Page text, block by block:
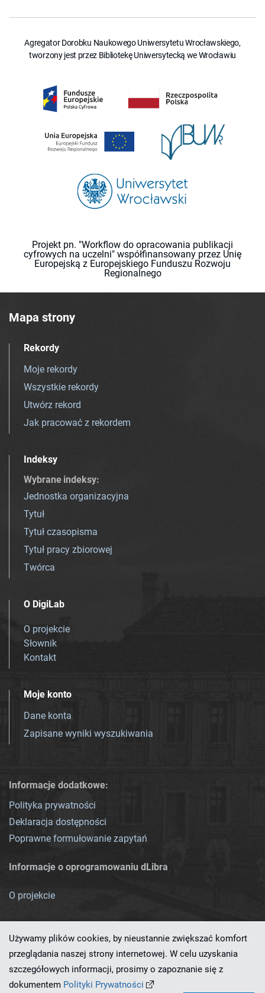
Agregator Dorobku Naukowego Uniwersytetu Wrocławskiego,
tworzony jest przez Bibliotekę Uniwersytecką we Wrocławiu
Projekt pn. "Workflow do opracowania publikacji
cyfrowych na uczelni" współfinansowany przez Unię
Europejską z Europejskiego Funduszu Rozwoju
Regionalnego
Mapa strony
Rekordy
Moje rekordy
Wszystkie rekordy
Utwórz rekord
Jak pracować z rekordem
Indeksy
Wybrane indeksy:
Jednostka organizacyjna
Tytuł
Tytuł czasopisma
Tytuł pracy zbiorowej
Twórca
O DigiLab
O projekcie
Słownik
Kontakt
Moje konto
Dane konta
Zapisane wyniki wyszukiwania
Informacje dodatkowe:
Polityka prywatności
Deklaracja dostępności
Poprawne formułowanie zapytań
Informacje o oprogramowaniu dLibra
O projekcie
Ten serwis działa dzięki oprogramowaniu
Używamy plików cookies, by nieustannie zwiększać komfort
przeglądania naszej strony internetowej. W celu uzyskania
szczegółowych informacji, prosimy o zapoznanie się z
dokumentem Polityki Prywatności